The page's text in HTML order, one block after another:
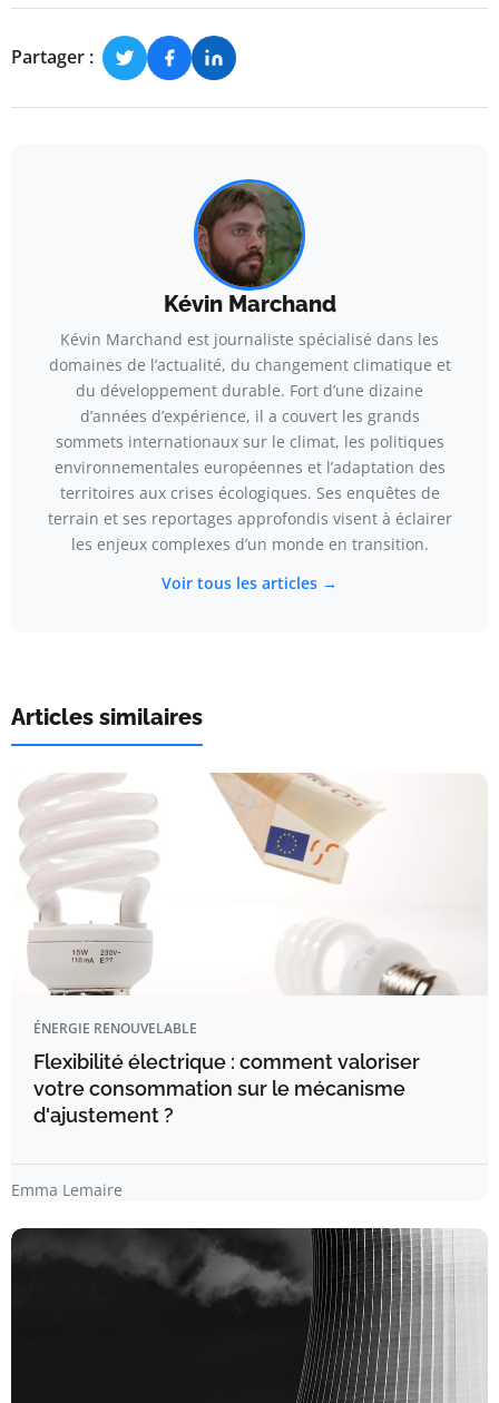
Partager :
Kévin Marchand
Kévin Marchand est journaliste spécialisé dans les
domaines de l’actualité, du changement climatique et
du développement durable. Fort d’une dizaine
d’années d’expérience, il a couvert les grands
sommets internationaux sur le climat, les politiques
environnementales européennes et l’adaptation des
territoires aux crises écologiques. Ses enquêtes de
terrain et ses reportages approfondis visent à éclairer
les enjeux complexes d’un monde en transition.
Voir tous les articles →
Articles similaires
ÉNERGIE RENOUVELABLE
Flexibilité électrique : comment valoriser
votre consommation sur le mécanisme
d'ajustement ?
Emma Lemaire